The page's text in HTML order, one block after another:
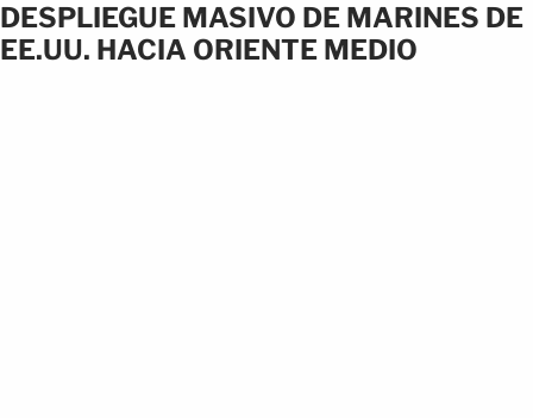
DESPLIEGUE MASIVO DE MARINES DE
EE.UU. HACIA ORIENTE MEDIO